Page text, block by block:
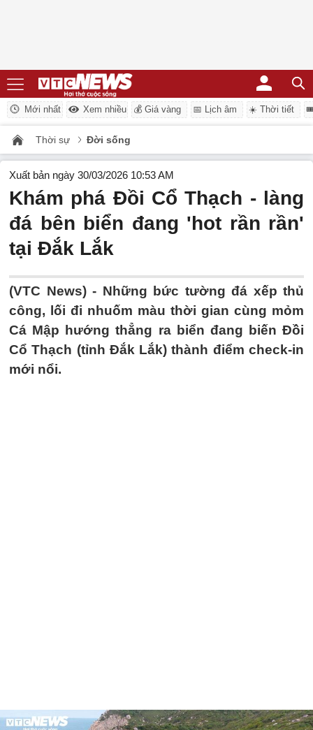
Mới nhất Xem nhiều 💰 Giá vàng 📅 Lịch âm ☀️ Thời tiết
Thời sự Đời sống
Xuất bản ngày 30/03/2026 10:53 AM
Khám phá Đồi Cổ Thạch - làng
đá bên biển đang 'hot rần rần'
tại Đắk Lắk
(VTC News) - Những bức tường đá xếp thủ
công, lối đi nhuốm màu thời gian cùng mỏm
Cá Mập hướng thẳng ra biển đang biến Đồi
Cổ Thạch (tỉnh Đắk Lắk) thành điểm check-in
mới nổi.